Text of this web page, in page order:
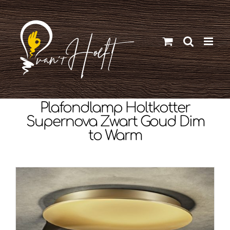
Ga
naar
inhoud
Plafondlamp Holtkotter
Supernova Zwart Goud Dim
to Warm